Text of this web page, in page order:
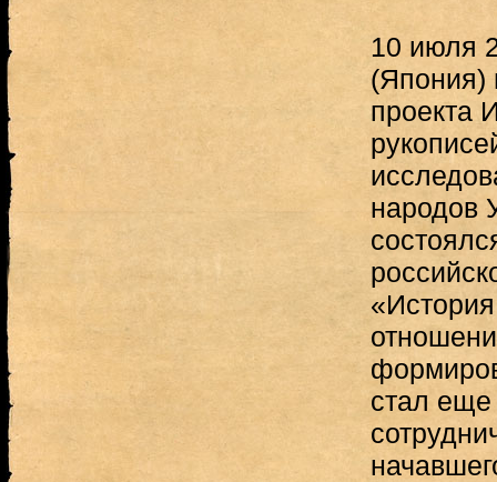
10 июля
(Япония)
проекта
народов
стал